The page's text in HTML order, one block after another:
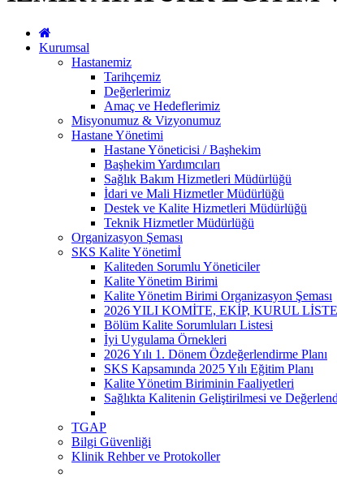
Kurumsal
Hastanemiz
Tarihçemiz
Değerlerimiz
Amaç ve Hedeflerimiz
Misyonumuz & Vizyonumuz
Hastane Yönetimi
Hastane Yöneticisi / Başhekim
Başhekim Yardımcıları
Sağlık Bakım Hizmetleri Müdürlüğü
İdari ve Mali Hizmetler Müdürlüğü
Destek ve Kalite Hizmetleri Müdürlüğü
Teknik Hizmetler Müdürlüğü
Organizasyon Şeması
SKS Kalite Yönetimİ
Kaliteden Sorumlu Yöneticiler
Kalite Yönetim Birimi
Kalite Yönetim Birimi Organizasyon Şeması
2026 YILI KOMİTE, EKİP, KURUL
Bölüm Kalite Sorumluları Listesi
İyi Uygulama Örnekleri
2026 Yılı 1. Dönem Özdeğerlendirme Planı
SKS Kapsamında 2025 Yılı Eğitim Planı
Kalite Yönetim Biriminin Faaliyetleri
Sağlıkta Kalitenin Geliştirilmesi ve
TGAP
Bilgi Güvenliği
Klinik Rehber ve Protokoller